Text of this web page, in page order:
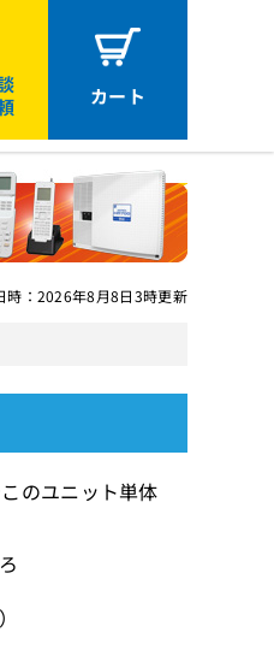
カート
時：2026年8月8日3時更新
のユニット単体